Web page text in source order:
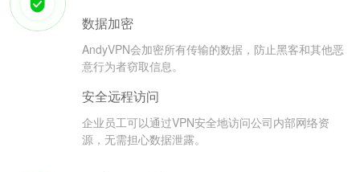
数据加密
AndyVPN会加密所有传输的数据，防止黑客和其他恶
意行为者窃取信息。
安全远程访问
企业员工可以通过VPN安全地访问公司内部网络资
源，无需担心数据泄露。